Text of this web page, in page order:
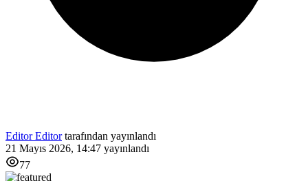
Editor Editortarafından yayınlandı
21 Mayıs 2026, 14:47 yayınlandı
77